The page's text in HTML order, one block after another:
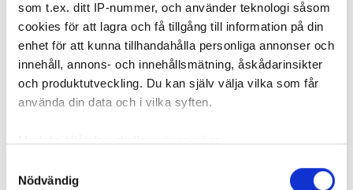
som t.ex. ditt IP-nummer, och använder teknologi såsom
cookies för att lagra och få tillgång till information på din
enhet för att kunna tillhandahålla personliga annonser och
innehåll, annons- och innehållsmätning, åskådarinsikter
och produktutveckling. Du kan själv välja vilka som får
använda din data och i vilka syften.
som kan ha en noggrannhet på upp till flera meter
Nödvändig
Får mer tid på sig att flytta
Beslutet överklagades tillSvea hovrättsom nu har kommit
med ett beslut. Den enda ändringen är att hyresgästen får
längre tid på sig att flytta – något som hyresvärden inför
domen sagt sig villig att gå med på. Innan 2 november i år